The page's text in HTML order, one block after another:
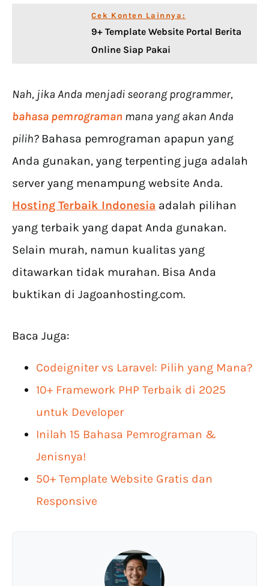
Cek Konten Lainnya:
9+ Template Website Portal Berita
Online Siap Pakai
Nah, jika Anda menjadi seorang programmer,
bahasa pemrograman mana yang akan Anda
pilih? Bahasa pemrograman apapun yang
Anda gunakan, yang terpenting juga adalah
server yang menampung website Anda.
Hosting Terbaik Indonesia adalah pilihan
yang terbaik yang dapat Anda gunakan.
Selain murah, namun kualitas yang
ditawarkan tidak murahan. Bisa Anda
buktikan di Jagoanhosting.com.
Baca Juga:
Codeigniter vs Laravel: Pilih yang Mana?
10+ Framework PHP Terbaik di 2025
untuk Developer
Inilah 15 Bahasa Pemrograman &
Jenisnya!
50+ Template Website Gratis dan
Responsive